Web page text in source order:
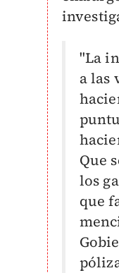
"La
a las
Que
los
que